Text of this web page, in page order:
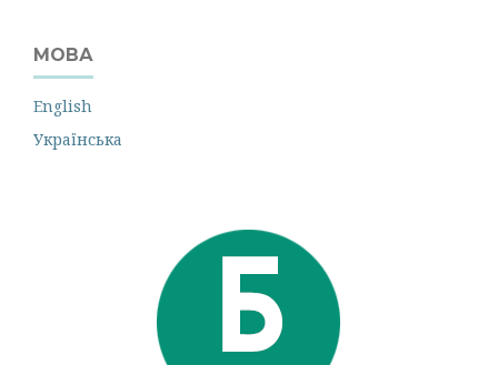
МОВА
English
Українська